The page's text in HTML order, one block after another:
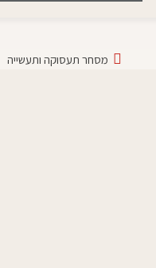
מסחר תעסוקה ותעשייה